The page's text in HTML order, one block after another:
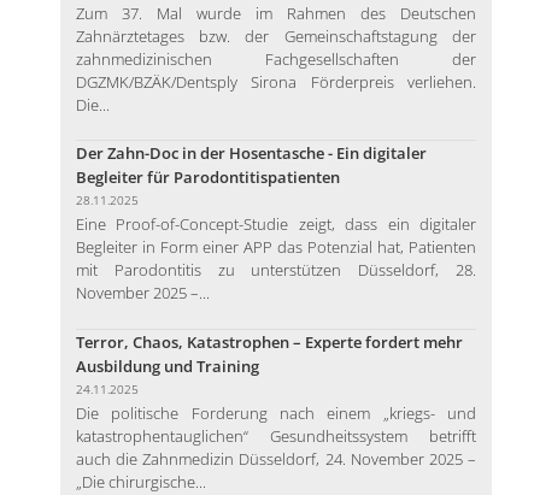
Zum 37. Mal wurde im Rahmen des Deutschen
Zahnärztetages bzw. der Gemeinschaftstagung der
zahnmedizinischen Fachgesellschaften der
DGZMK/BZÄK/Dentsply Sirona Förderpreis verliehen.
Die...
Der Zahn-Doc in der Hosentasche - Ein digitaler
Begleiter für Parodontitispatienten
28.11.2025
Eine Proof-of-Concept-Studie zeigt, dass ein digitaler
Begleiter in Form einer APP das Potenzial hat, Patienten
mit Parodontitis zu unterstützen Düsseldorf, 28.
November 2025 –...
Terror, Chaos, Katastrophen – Experte fordert mehr
Ausbildung und Training
24.11.2025
Die politische Forderung nach einem „kriegs- und
katastrophentauglichen“ Gesundheitssystem betrifft
auch die Zahnmedizin Düsseldorf, 24. November 2025 –
„Die chirurgische...